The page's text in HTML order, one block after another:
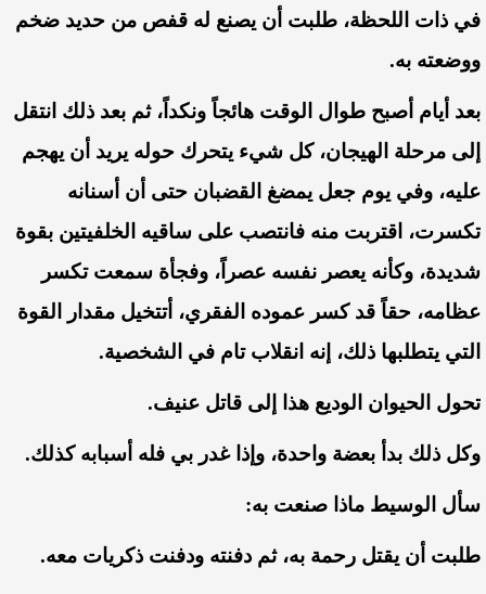
في ذات اللحظة، طلبت أن يصنع له قفص من حديد ضخم
ووضعته به.
بعد أيام أصبح طوال الوقت هائجاً ونكداً، ثم بعد ذلك انتقل
إلى مرحلة الهيجان، كل شيء يتحرك حوله يريد أن يهجم
عليه، وفي يوم جعل يمضغ القضبان حتى أن أسنانه
تكسرت، اقتربت منه فانتصب على ساقيه الخلفيتين بقوة
شديدة، وكأنه يعصر نفسه عصراً، وفجأة سمعتتكسر
عظامه، حقاً قد كسر عموده الفقري، أتتخيل مقدار
القوة
التي يتطلبها ذلك، إنه انقلاب تام في الشخصية.
تحول الحيوان الوديع هذا إلى قاتل عنيف.
وكل ذلك بدأ بعضة واحدة، وإذا غدر بي فله أسبابه كذلك.
سأل الوسيط ماذا صنعت به:
طلبت أن يقتل رحمة به، ثم دفنته ودفنت ذكريات معه.